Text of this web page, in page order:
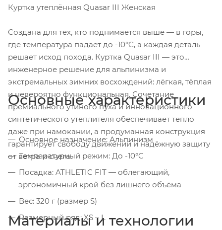
Куртка утеплённая Quasar III Женская
Создана для тех, кто поднимается выше — в горы,
где температура падает до -10°C, а каждая деталь
решает исход похода. Куртка Quasar III — это
инженерное решение для альпинизма и
экстремальных зимних восхождений: лёгкая, тёплая
и невероятно функциональная. Сочетание
премиального утиного пуха и инновационного
синтетического утеплителя обеспечивает тепло
даже при намокании, а продуманная конструкция
гарантирует свободу движений и надёжную защиту
от ветра и снега.
Основные характеристики
Основное назначение: Альпинизм
Температурный режим: До -10°C
Посадка: ATHLETIC FIT — облегающий,
эргономичный крой без лишнего объёма
Вес: 320 г (размер S)
Размерный ряд: XS – L
Материалы и технологии